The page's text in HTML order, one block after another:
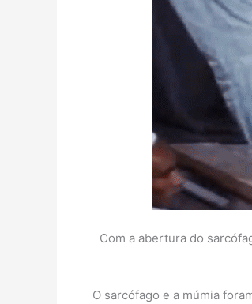
Com a abertura do
O sarcófago e a múmia